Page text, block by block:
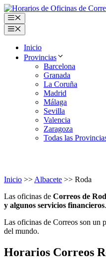
Saltar
al
contenido
Menú
Menú
Inicio
Provincias
Barcelona
Granada
La Coruña
Madrid
Málaga
Sevilla
Valencia
Zaragoza
Todas las
Inicio >>Albacete >> Roda
Las oficinas de Correos de
y algunos servicios financieros.
Las oficinas de Correos son un
del mundo.
Horarios Correos